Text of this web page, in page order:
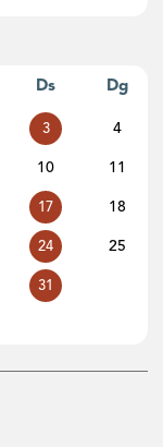
Ds Dg
3 4
10 11
17 18
24 25
31